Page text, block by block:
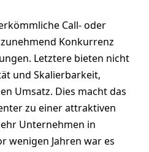
Call- oder
Konkurrenz
Letztere bieten nicht
und Skalierbarkeit,
Umsatz. Dies macht das
zu einer attraktiven
Unternehmen in
wenigen Jahren war es